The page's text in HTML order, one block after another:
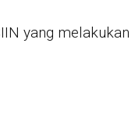
yang melakukan